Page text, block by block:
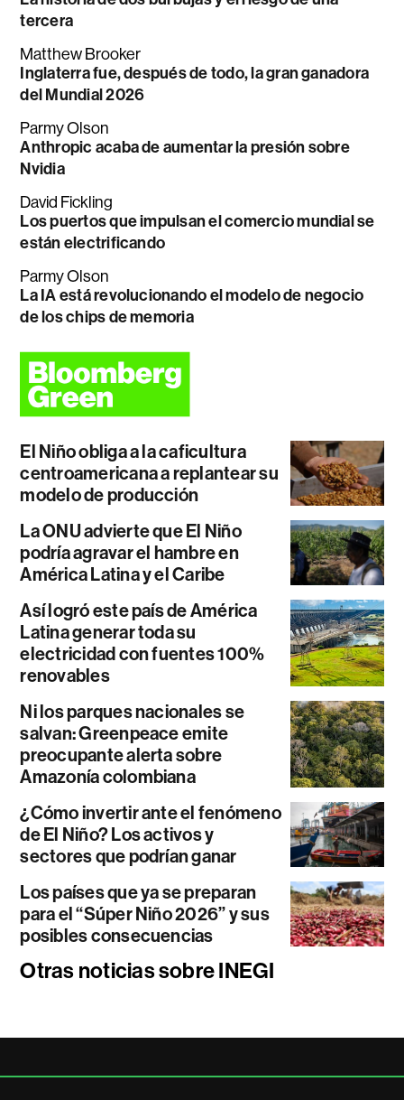
tercera
Matthew Brooker
Inglaterra fue, después de todo, la gran ganadora
del Mundial 2026
Parmy Olson
Anthropic acaba de aumentar la presión sobre
Nvidia
David Fickling
Los puertos que impulsan el comercio mundial se
están electrificando
Parmy Olson
La IA está revolucionando el modelo de negocio
de los chips de memoria
El Niño obliga a la caficultura
centroamericana a replantear su
modelo de producción
La ONU advierte que El Niño
podría agravar el hambre en
América Latina y el Caribe
Así logró este país de América
Latina generar toda su
electricidad con fuentes 100%
renovables
Ni los parques nacionales se
salvan: Greenpeace emite
preocupante alerta sobre
Amazonía colombiana
¿Cómo invertir ante el fenómeno
de El Niño? Los activos y
sectores que podrían ganar
Los países que ya se preparan
para el “Súper Niño 2026” y sus
posibles consecuencias
Otras noticias sobre INEGI